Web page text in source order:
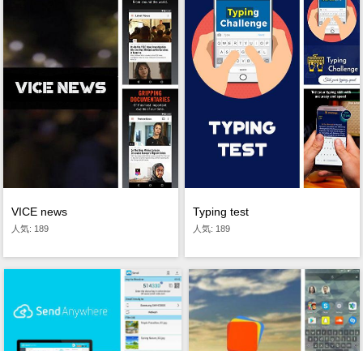
VICE news
人気: 189
Typing test
人気: 189